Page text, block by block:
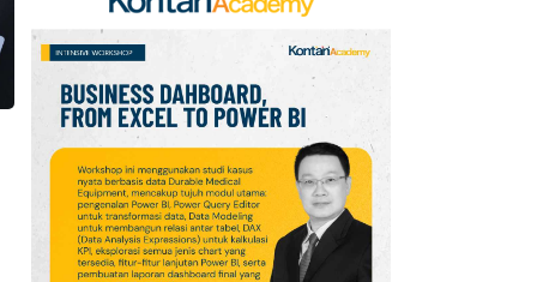
8
Krisis Migrasi Ancam
Status Maroko sebagai
Tuan Rumah Piala Dunia
2030
Promo Super Hemat
Indomaret 6–19 Agustus
2026, Diskon Kebutuhan
Rumah hingga 40%